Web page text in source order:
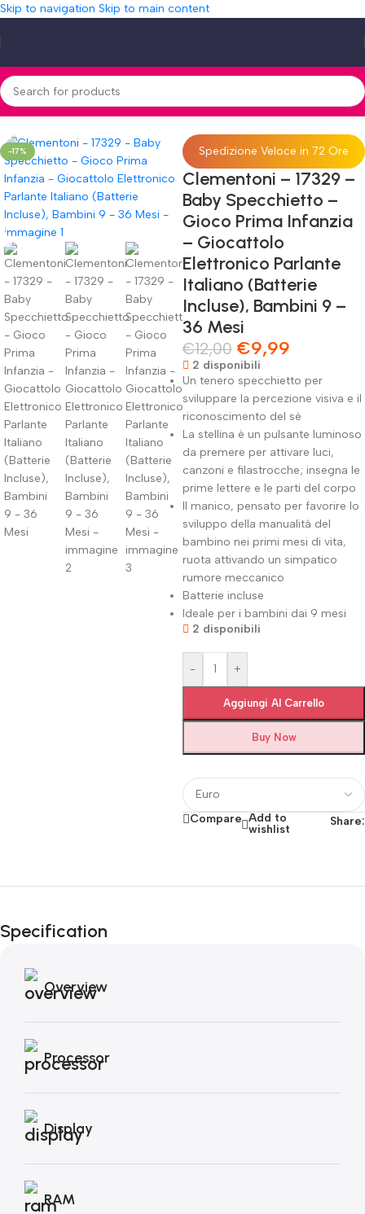
Skip to navigation Skip to main content
Parlante Italiano (Batterie Incluse), Bambini 9 – 36 Mesi
-17% Spedizione Veloce in 72 Ore
Clementoni – 17329 –
Baby Specchietto –
Gioco Prima Infanzia
– Giocattolo
Elettronico Parlante
Italiano (Batterie
Incluse), Bambini 9 –
36 Mesi
€12,00 €9,99
2 disponibili
Un tenero specchietto per
sviluppare la percezione visiva e il
riconoscimento del sè
La stellina è un pulsante luminoso
da premere per attivare luci,
canzoni e filastrocche; insegna le
prime lettere e le parti del corpo
Il manico, pensato per favorire lo
sviluppo della manualità del
bambino nei primi mesi di vita,
ruota attivando un simpatico
rumore meccanico
Batterie incluse
Ideale per i bambini dai 9 mesi
2 disponibili
- +
Aggiungi Al Carrello
Buy Now
Compare Add to
wishlist
Share:
Black Friday di
Specification
Overview
Processor
Display
RAM